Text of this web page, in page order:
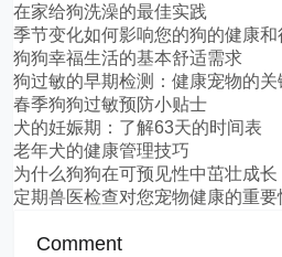
在家给狗洗澡的最佳实践
季节变化如何影响您的狗的健康和
狗狗幸福生活的基本舒适需求
狗过敏的早期检测：健康宠物的关
春季狗狗过敏预防小贴士
犬的妊娠期：了解63天的时间表
老年犬的健康管理技巧
为什么狗狗在可预见性中茁壮成
定期兽医检查对您宠物健康的重要
Comment